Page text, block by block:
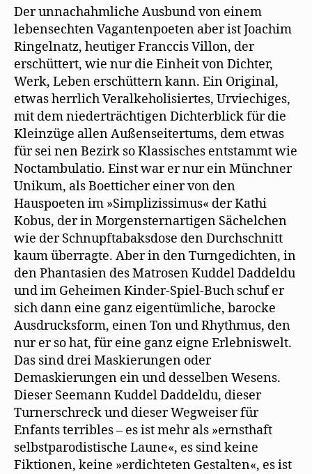
Der unnachahmliche Ausbund von einem
lebensechten Vagantenpoeten aber ist Joachim
Ringelnatz, heutiger Franccis Villon, der
erschüttert, wie nur die Einheit von Dichter,
Werk, Leben erschüttern kann. Ein Original,
etwas herrlich Veralkeholisiertes, Urviechiges,
mit dem niederträchtigen Dichterblick für die
Kleinzüge allen Außenseitertums, dem etwas
für sei nen Bezirk so Klassisches entstammt wie
Noctambulatio. Einst war er nur ein Münchner
Unikum, als Boetticher einer von den
Hauspoeten im »Simplizissimus« der Kathi
Kobus, der in Morgensternartigen Sächelchen
wie der Schnupftabaksdose den Durchschnitt
kaum überragte. Aber in den Turngedichten, in
den Phantasien des Matrosen Kuddel Daddeldu
und im Geheimen Kinder-Spiel-Buch schuf er
sich dann eine ganz eigentümliche, barocke
Ausdrucksform, einen Ton und Rhythmus, den
nur er so hat, für eine ganz eigne Erlebniswelt.
Das sind drei Maskierungen oder
Demaskierungen ein und desselben Wesens.
Dieser Seemann Kuddel Daddeldu, dieser
Turnerschreck und dieser Wegweiser für
Enfants terribles – es ist mehr als »ernsthaft
selbstparodistische Laune«, es sind keine
Fiktionen, keine »erdichteten Gestalten«, es ist